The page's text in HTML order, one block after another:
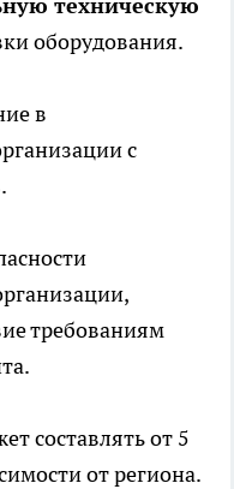
оборудования.
в
с
требованиям
составлять от 5
от региона.